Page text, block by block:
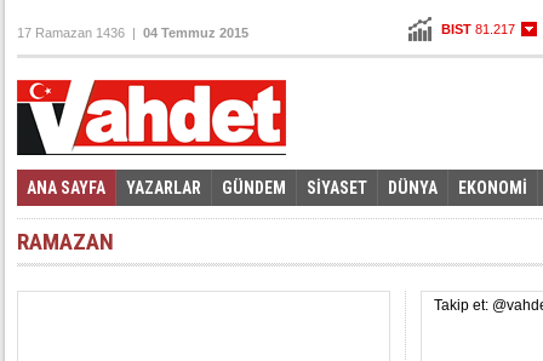
BIST 81.217
Altın100,835
17 Ramazan 1436 | 04 Temmuz 2015
ANA SAYFA YAZARLAR GÜNDEM SİYASET DÜNYA EKONOMİ
Foto Galeri | Video Galeri
RAMAZAN
Takip et: